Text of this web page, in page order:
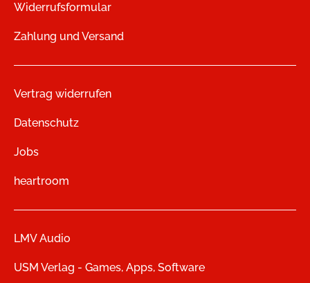
Widerrufsformular
Zahlung und Versand
Vertrag widerrufen
Datenschutz
Jobs
heartroom
LMV Audio
USM Verlag - Games, Apps, Software